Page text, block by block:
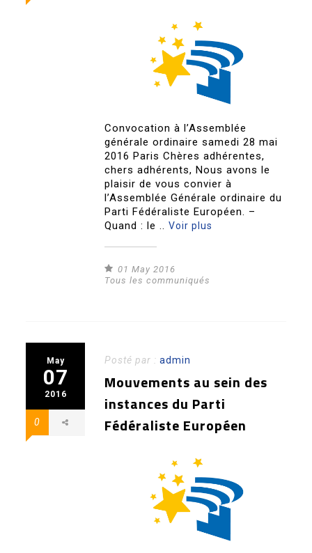
Convocation à l’Assemblée
générale ordinaire samedi 28 mai
2016 Paris Chères adhérentes,
chers adhérents, Nous avons le
plaisir de vous convier à
l’Assemblée Générale ordinaire du
Parti Fédéraliste Européen. –
Quand : le ..Voir plus
01 May 2016
Tous les communiqués
May
07
2016
0
Posté par :admin
Mouvements au sein des
instances du Parti
Fédéraliste Européen